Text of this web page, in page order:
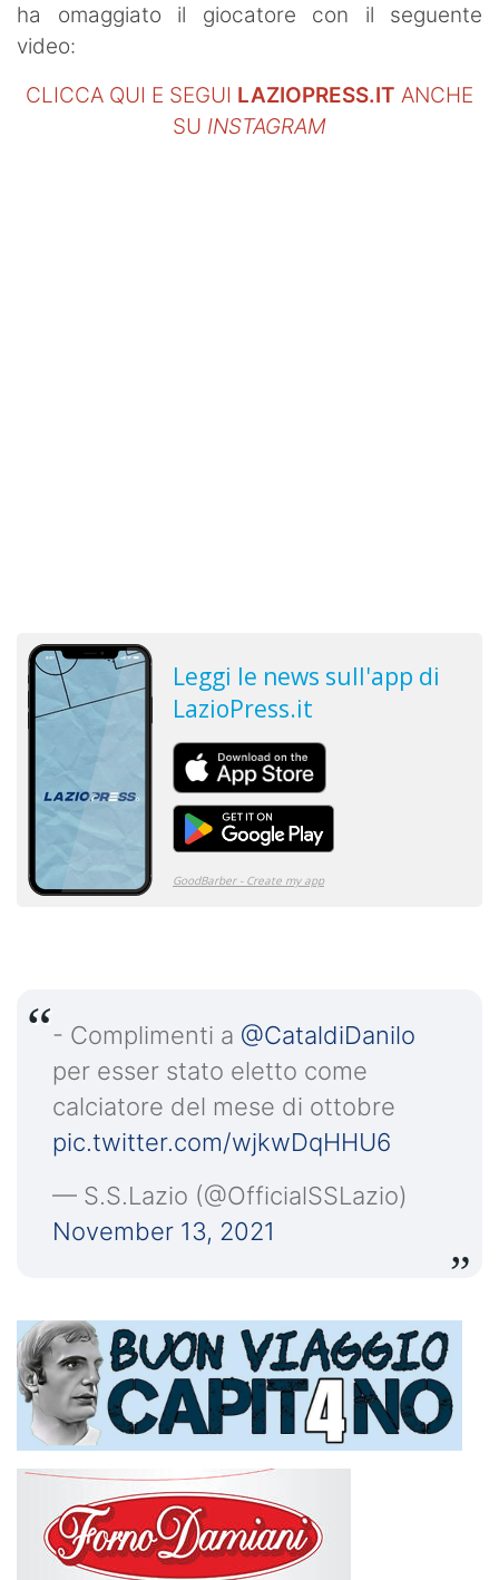
ha omaggiato il giocatore con il seguente
video:
CLICCA QUI E SEGUI LAZIOPRESS.IT ANCHE
SU INSTAGRAM
- Complimenti a @CataldiDanilo
per esser stato eletto come
calciatore del mese di ottobre
pic.twitter.com/wjkwDqHHU6
— S.S.Lazio (@OfficialSSLazio)
November 13, 2021